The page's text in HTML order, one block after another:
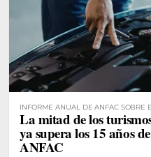
INFORME ANUAL DE ANFAC SOBRE
La mitad de los
ya supera los 15 años
ANFAC